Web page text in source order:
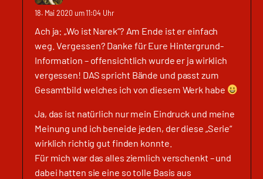
18. Mai 2020 um 11:04 Uhr
Ach ja: „Wo ist Narek“? Am Ende ist er einfach
weg. Vergessen? Danke für Eure Hintergrund-
Information – offensichtlich wurde er ja wirklich
vergessen! DAS spricht Bände und passt zum
Gesamtbild welches ich von diesem Werk habe
Ja, das ist natürlich nur mein Eindruck und meine
Meinung und ich beneide jeden, der diese „Serie“
wirklich richtig gut finden konnte.
Für mich war das alles ziemlich verschenkt – und
dabei hatten sie eine so tolle Basis aus